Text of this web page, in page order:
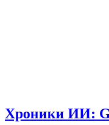
Хроники ИИ: